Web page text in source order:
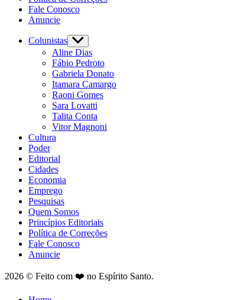
Fale Conosco
Anuncie
Colunistas
Aline Dias
Fábio Pedroto
Gabriela Donato
Itamara Camargo
Raoni Gomes
Sara Lovatti
Talita Conta
Vitor Magnoni
Cultura
Poder
Editorial
Cidades
Economia
Emprego
Pesquisas
Quem Somos
Princípios Editoriais
Política de Correções
Fale Conosco
Anuncie
2026 © Feito com ❤️ no Espírito Santo.